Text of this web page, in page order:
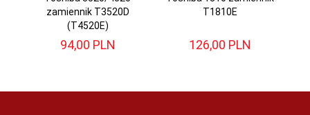
zamiennik T3520D
(T4520E)
94,00 PLN
T1810E
126,00 PLN